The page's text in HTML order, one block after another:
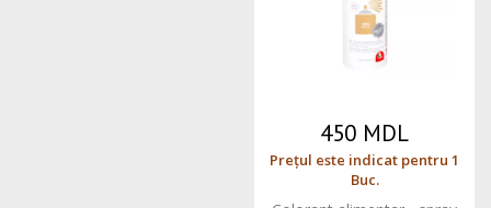
450 MDL
Prețul este indicat pentru 1
Buc.